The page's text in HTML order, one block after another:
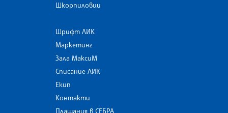
Шкорпиловци
Шрифт ЛИК
Маркетинг
Зала МаксиМ
Списание ЛИК
Екип
Контакти
Плащания в СЕБРА